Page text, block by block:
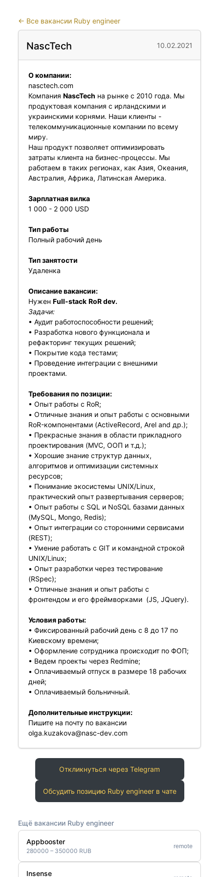
← Все вакансии Ruby engineer
NascTech 10.02.2021
О компании:
nasctech.com
Компания NascTech на рынке с 2010 года. Мы
продуктовая компания с ирландскими и
украинскими корнями. Наши клиенты -
телекоммуникационные компании по всему
миру.
Наш продукт позволяет оптимизировать
затраты клиента на бизнес-процессы. Мы
работаем в таких регионах, как Азия, Океания,
Австралия, Африка, Латинская Америка.
Зарплатная вилка
1 000 - 2 000 USD
Тип работы
Полный рабочий день
Тип занятости
Удаленка
Описание вакансии:
Нужен Full-stack RoR dev.
Задачи:
• Аудит работоспособности решений;
• Разработка нового функционала и
рефакторинг текущих решений;
• Покрытие кода тестами;
• Проведение интеграции с внешними
проектами.
Требования по позиции:
• Опыт работы с RoR;
• Отличные знания и опыт работы с основными
RoR-компонентами (ActiveRecord, Arel and др.);
• Прекрасные знания в области прикладного
проектирования (MVC, ООП и т.д.);
• Хорошие знание структур данных,
алгоритмов и оптимизации системных
ресурсов;
• Понимание экосистемы UNIX/Linux,
практический опыт развертывания серверов;
• Опыт работы с SQL и NoSQL базами данных
(MySQL, Mongo, Redis);
• Опыт интеграции со сторонними сервисами
(REST);
• Умение работать с GIT и командной строкой
UNIX/Linux;
• Опыт разработки через тестирование
(RSpec);
• Отличные знания и опыт работы с
фронтендом и его фреймворками (JS, JQuery).
Условия работы:
• Фиксированный рабочий день с 8 до 17 по
Киевскому времени;
• Оформление сотрудника происходит по ФОП;
• Ведем проекты через Redmine;
• Оплачиваемый отпуск в размере 18 рабочих
дней;
• Оплачиваемый больничный.
Дополнительные инструкции:
Пишите на почту по вакансии
olga.kuzakova@nasc-dev.com
Откликнуться через Telegram
Обсудить позицию Ruby engineer в чате
Ещё вакансии Ruby engineer
Appbooster
280000 – 350000 RUB
remote
Insense